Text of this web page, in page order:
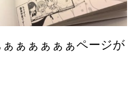
ぁぁぁぁぁページが